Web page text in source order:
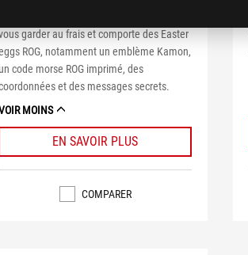
garder au frais et comporte des Easter
ROG, notamment un emblème Kamon,
un code morse ROG imprimé, des
et des messages secrets.
MOINS
EN SAVOIR PLUS
COMPARER